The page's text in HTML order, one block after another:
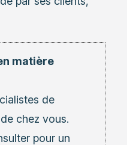
matière
de
chez vous.
pour un